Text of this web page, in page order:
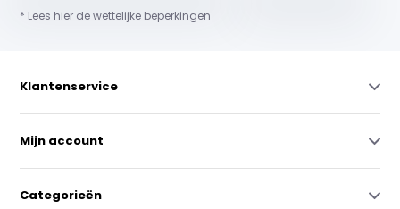
* Lees hier de wettelijke beperkingen
Klantenservice
Mijn account
Categorieën